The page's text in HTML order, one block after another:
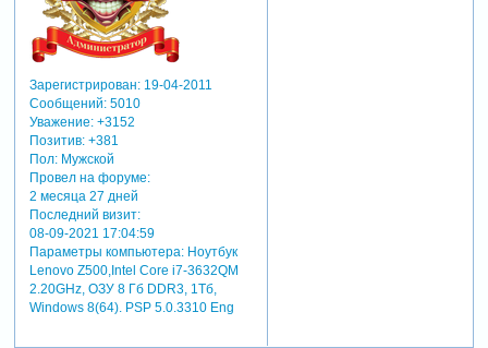
Зарегистрирован: 19-04-2011
Сообщений:5010
Уважение: +3152
Позитив: +381
Пол:Мужской
Провел на форуме:
2 месяца 27 дней
Последний визит:
08-09-2021 17:04:59
Параметры компьютера:Ноутбук
Lenovo Z500,Intel Core i7-3632QM
2.20GHz, ОЗУ 8 Гб DDR3, 1Тб,
Windows 8(64). PSP 5.0.3310 Eng